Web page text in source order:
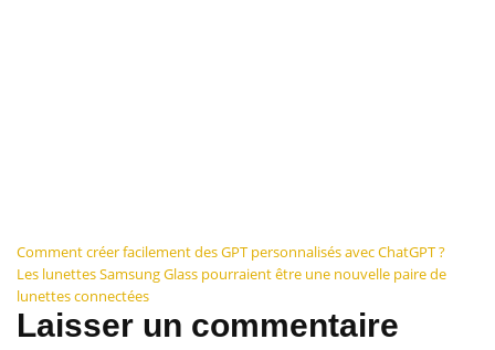
Navigation
de
l’article
Comment créer facilement des GPT personnalisés avec ChatGPT ?
Les lunettes Samsung Glass pourraient être une nouvelle paire de
lunettes connectées
Laisser un commentaire